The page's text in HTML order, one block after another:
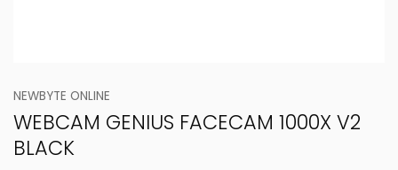
NEWBYTE ONLINE
WEBCAM GENIUS FACECAM 1000X V2
BLACK